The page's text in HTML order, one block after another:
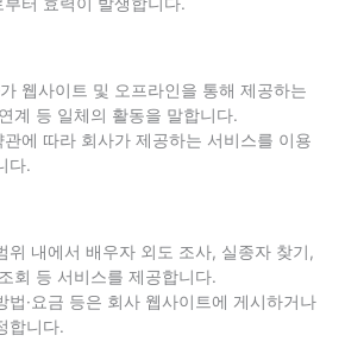
웹사이트 및 오프라인을 통해 제공하는
계 등 일체의 활동을 말합니다.
관에 따라 회사가 제공하는 서비스를 이용
다.
위 내에서 배우자 외도 조사, 실종자 찾기,
회 등 서비스를 제공합니다.
법·요금 등은 회사 웹사이트에 게시하거나
합니다.